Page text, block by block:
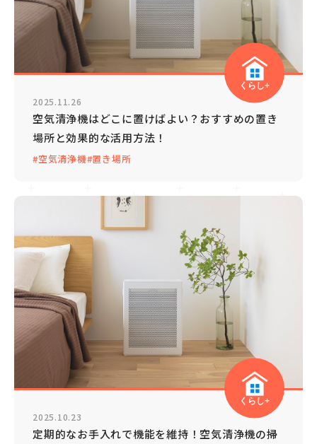
くらし+
2025.11.26
空気清浄機はどこに置けばよい？おすすめの置き
場所と効果的な活用方法！
#空気清浄機#置き場所
くらし+
2025.10.23
定期的なお手入れで機能を維持！空気清浄機の掃